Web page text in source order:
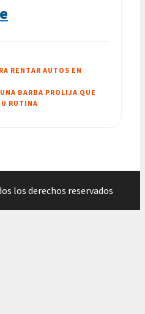
RENTAR AUTOS EN
BARBA PROLIJA QUE
RUTINA
los derechos reservados